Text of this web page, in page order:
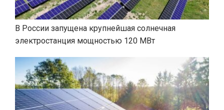
В России запущена крупнейшая солнечная
электростанция мощностью 120 МВт